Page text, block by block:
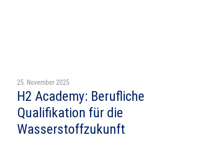
25. November 2025
H2 Academy: Berufliche
Qualifikation für die
Wasserstoffzukunft